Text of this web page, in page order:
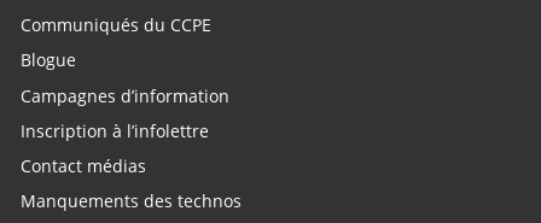
Communiqués du CCPE
Blogue
Campagnes d’information
Inscription à l’infolettre
Contact médias
Manquements des technos